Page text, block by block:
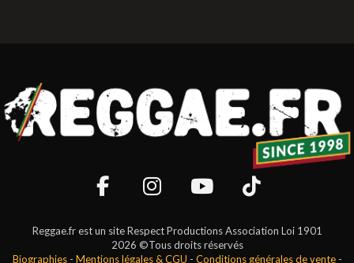
Reggae.fr est un site Respect Productions Association Loi 1901
2026 ©Tous droits réservés
Biographies- Mentions légales & CGU - Conditions générales de vente-